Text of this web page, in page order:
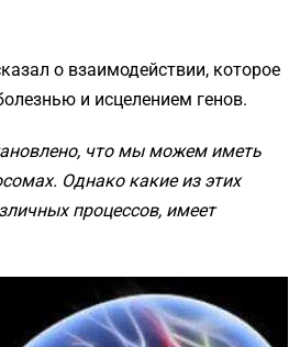
о взаимодействии, которое
и исцелением генов.
что мы можем иметь
Однако какие из этих
процессов, имеет